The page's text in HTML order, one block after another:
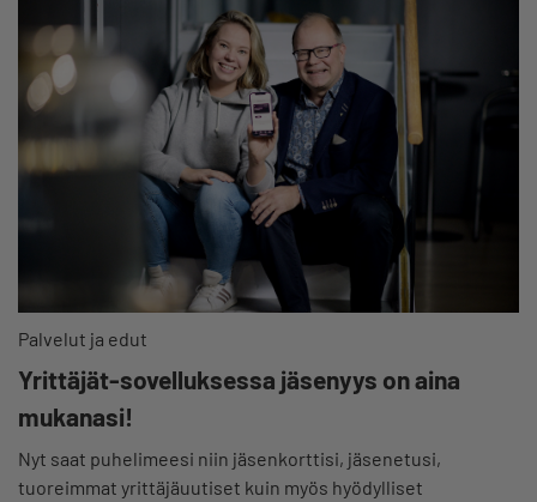
Palvelut ja edut
Yrittäjät-sovelluksessa jäsenyys on aina
mukanasi!
Nyt saat puhelimeesi niin jäsenkorttisi, jäsenetusi,
tuoreimmat yrittäjäuutiset kuin myös hyödylliset